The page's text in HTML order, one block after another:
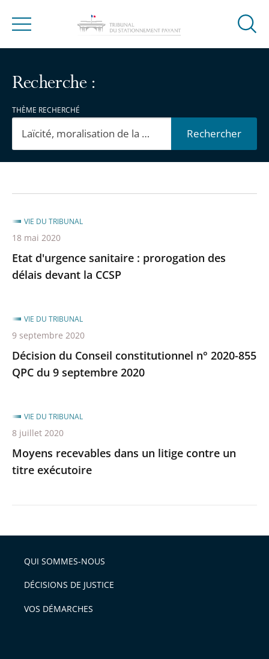
Menu
Ouvrir
Recherche :
THÈME RECHERCHÉ
Rechercher
filtres
pour
arriver
après
filtres
pour
arriver
avant
Etat d'urgence sanitaire : prorogation des
délais devant la CCSP
VIE DU TRIBUNAL
18 mai 2020
Décision du Conseil constitutionnel n° 2020-855
QPC du 9 septembre 2020
VIE DU TRIBUNAL
9 septembre 2020
Moyens recevables dans un litige contre un
titre exécutoire
VIE DU TRIBUNAL
8 juillet 2020
QUI SOMMES-NOUS
DÉCISIONS DE JUSTICE
VOS DÉMARCHES